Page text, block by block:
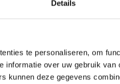
Details
te personaliseren, om
informatie over uw gebruik
kunnen deze gegevens